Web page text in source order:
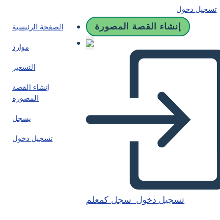
تسجيل دخول
الصفحة الرئيسية
موارد
التسعير
إنشاء القصة
المصورة
يسجل
تسجيل دخول
إنشاء القصة المصورة
تسجيل دخول سجل كمعلم